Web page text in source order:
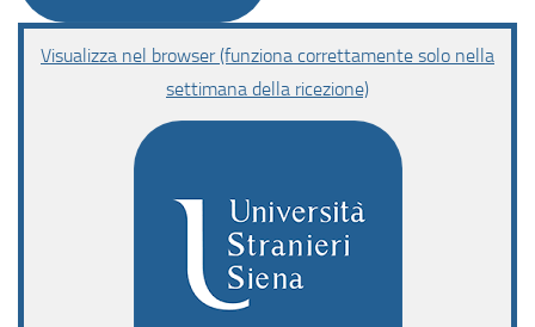
Visualizza nel browser (funziona correttamente solo nella
settimana della ricezione)